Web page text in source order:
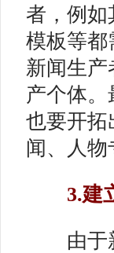
者，例如
模板等都
新闻生
产个体
也要开拓
闻、人
3.建立
由于新